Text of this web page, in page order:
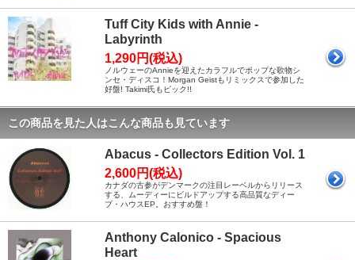
Tuff City Kids with Annie -
Labyrinth
1,290円(税込)
ノルウェーのAnnieを迎えたカラフルでポップな歌物シ
ンセ・ディスコ！Morgan Geistもリミックスで参加した
好盤! Takimi氏もピック!!
この商品を見た人はこんな商品も見ています
Abacus - Collectors Edition Vol. 1
2,600円(税込)
カナダの古参がデンマークの注目レーベルからリリース
する、ムーディーにビルドアップする高品質なディー
プ・ハウスEP。おすすめ盤！
Anthony Calonico - Spacious
Heart